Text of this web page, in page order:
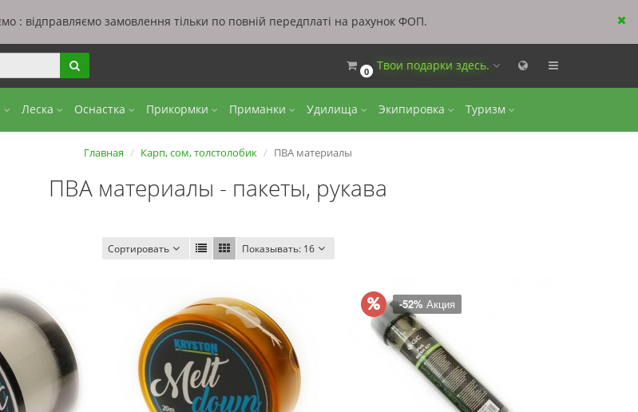
: відправляємо замовлення тільки по повній передплаті на рахунок ФОП.
0 Твои подарки здесь.
Леска Оснастка Прикормки Приманки Удилища Экипировка Туризм
Главная Карп, сом, толстолобик ПВА материалы
ПВА материалы - пакеты, рукава
Сортировать Показывать: 16
-52% Акция